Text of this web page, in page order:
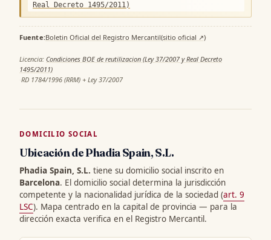
Real Decreto 1495/2011)
Fuente:Boletin Oficial del Registro Mercantil(sitio oficial ↗)·
Licencia: Condiciones BOE de reutilizacion (Ley 37/2007 y Real Decreto
1495/2011)
·RD 1784/1996 (RRM) + Ley 37/2007
DOMICILIO SOCIAL
Ubicación de Phadia Spain, S.L.
Phadia Spain, S.L. tiene su domicilio social inscrito en
Barcelona. El domicilio social determina la jurisdicción
competente y la nacionalidad jurídica de la sociedad (art. 9
LSC). Mapa centrado en la capital de provincia — para la
dirección exacta verifica en el Registro Mercantil.